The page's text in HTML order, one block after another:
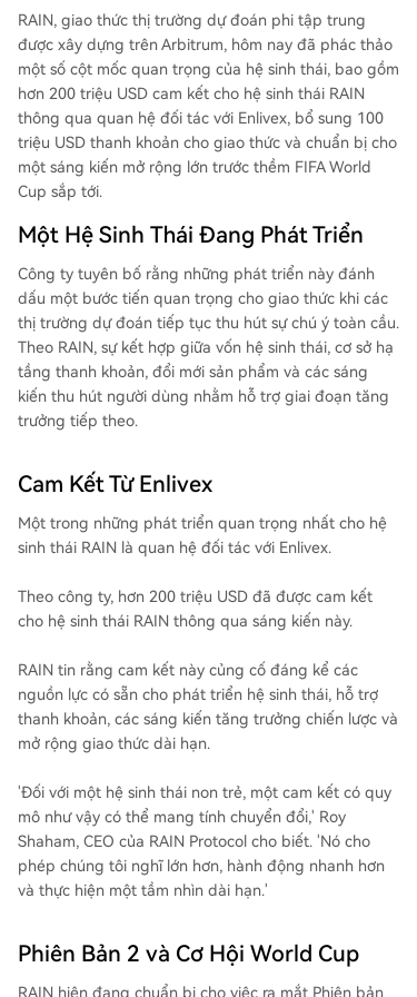
RAIN, giao thức thị trường dự đoán phi tập trung
được xây dựng trên Arbitrum, hôm nay đã phác thảo
một số cột mốc quan trọng của hệ sinh thái, bao gồm
hơn 200 triệu USD cam kết cho hệ sinh thái RAIN
thông qua quan hệ đối tác với Enlivex, bổ sung 100
triệu USD thanh khoản cho giao thức và chuẩn bị cho
một sáng kiến mở rộng lớn trước thềm FIFA World
Cup sắp tới.
Một Hệ Sinh Thái Đang Phát Triển
Công ty tuyên bố rằng những phát triển này đánh
dấu một bước tiến quan trọng cho giao thức khi các
thị trường dự đoán tiếp tục thu hút sự chú ý toàn cầu.
Theo RAIN, sự kết hợp giữa vốn hệ sinh thái, cơ sở hạ
tầng thanh khoản, đổi mới sản phẩm và các sáng
kiến thu hút người dùng nhằm hỗ trợ giai đoạn tăng
trưởng tiếp theo.
Cam Kết Từ Enlivex
Một trong những phát triển quan trọng nhất cho hệ
sinh thái RAIN là quan hệ đối tác với Enlivex.
Theo công ty, hơn 200 triệu USD đã được cam kết
cho hệ sinh thái RAIN thông qua sáng kiến này.
RAIN tin rằng cam kết này củng cố đáng kể các
nguồn lực có sẵn cho phát triển hệ sinh thái, hỗ trợ
thanh khoản, các sáng kiến tăng trưởng chiến lược và
mở rộng giao thức dài hạn.
'Đối với một hệ sinh thái non trẻ, một cam kết có quy
mô như vậy có thể mang tính chuyển đổi,' Roy
Shaham, CEO của RAIN Protocol cho biết. 'Nó cho
phép chúng tôi nghĩ lớn hơn, hành động nhanh hơn
và thực hiện một tầm nhìn dài hạn.'
Phiên Bản 2 và Cơ Hội World Cup
RAIN hiện đang chuẩn bị cho việc ra mắt Phiên bản